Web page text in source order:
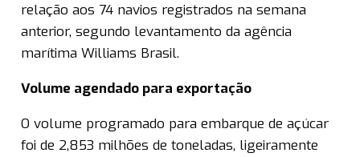
relação aos 74 navios registrados na semana
anterior, segundo levantamento da agência
marítima Williams Brasil.
Volume agendado para exportação
O volume programado para embarque de açúcar
foi de 2,853 milhões de toneladas, ligeiramente